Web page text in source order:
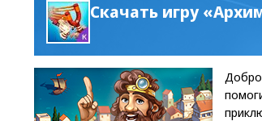
Скачать игру
Добро